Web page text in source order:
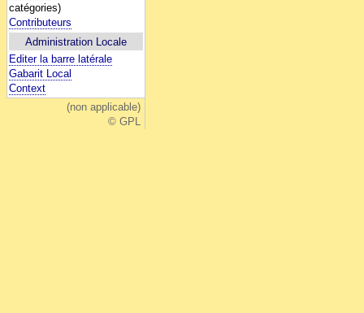
catégories)
Contributeurs
Administration Locale
Editer la barre latérale
Gabarit Local
Context
(non applicable)
© GPL